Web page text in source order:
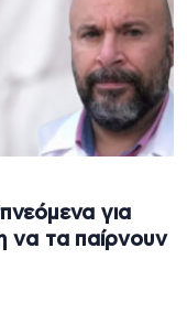
για
να τα παίρνουν